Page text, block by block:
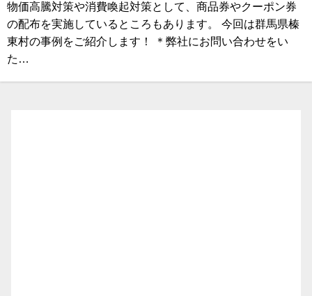
物価高騰対策や消費喚起対策として、商品券やクーポン券
の配布を実施しているところもあります。 今回は群馬県榛
東村の事例をご紹介します！ ＊弊社にお問い合わせをい
た…